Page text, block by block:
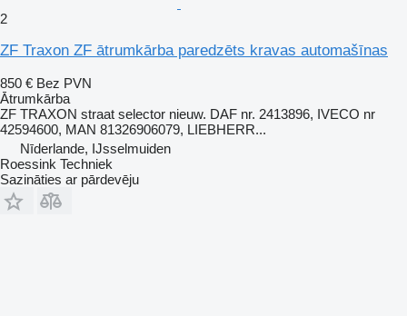
2
ZF Traxon ZF ātrumkārba paredzēts kravas automašīnas
850 € Bez PVN
Ātrumkārba
ZF TRAXON straat selector nieuw. DAF nr. 2413896, IVECO nr
42594600, MAN 81326906079, LIEBHERR...
Nīderlande, IJsselmuiden
Roessink Techniek
Sazināties ar pārdevēju